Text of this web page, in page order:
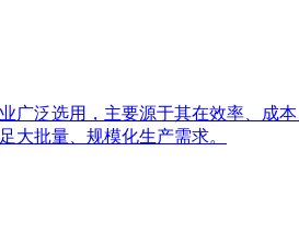
泛选用，主要源于其在效率、成
大批量、规模化生产需求。